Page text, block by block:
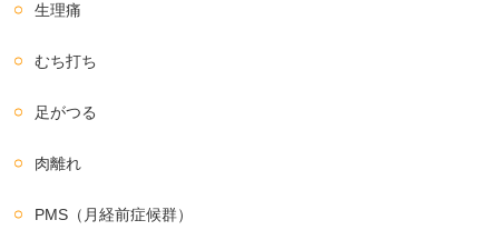
生理痛
むち打ち
足がつる
肉離れ
PMS（月経前症候群）